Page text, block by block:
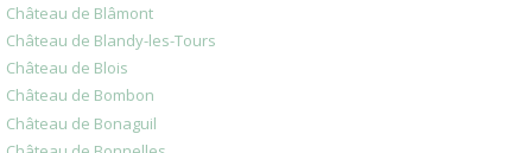
Château de Blâmont
Château de Blandy-les-Tours
Château de Blois
Château de Bombon
Château de Bonaguil